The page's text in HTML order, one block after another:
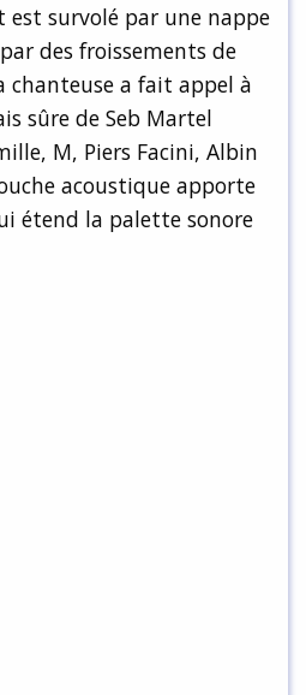
survolé par une nappe
des froissements de
chanteuse a fait appel à
sûre de Seb Martel
M, Piers Facini, Albin
acoustique apporte
étend la palette sonore